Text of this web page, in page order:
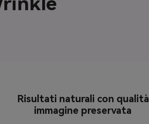
Risultati naturali con qualità
immagine preservata